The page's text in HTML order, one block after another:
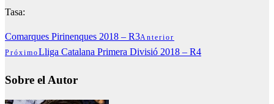
Tasa:
Comarques Pirinenques 2018 – R3Anterior
PróximoLliga Catalana Primera Divisió 2018 – R4
Sobre el Autor